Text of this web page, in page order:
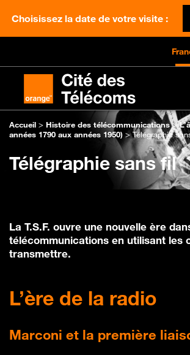
Choisissez la date de votre visite :
Accueil > Histoire des télécommunications>
années 1790 aux années 1950) >Télégraphie
Télégraphie sans fil
La T.S.F. ouvre une nouvelle ère
télécommunications en utilisant les
transmettre.
L’ère de la radio
Marconi et la première